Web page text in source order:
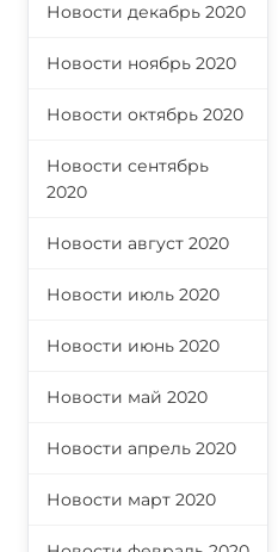
Новости декабрь 2020
Новости ноябрь 2020
Новости октябрь 2020
Новости сентябрь
2020
Новости август 2020
Новости июль 2020
Новости июнь 2020
Новости май 2020
Новости апрель 2020
Новости март 2020